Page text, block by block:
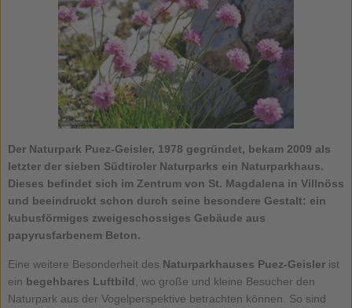
Der Naturpark Puez-Geisler, 1978 gegründet, bekam 2009 als
letzter der sieben Südtiroler Naturparks ein Naturparkhaus.
Dieses befindet sich im Zentrum von St. Magdalena in Villnöss
und beeindruckt schon durch seine besondere Gestalt: ein
kubusförmiges zweigeschossiges Gebäude aus
papyrusfarbenem Beton.
Eine weitere Besonderheit des Naturparkhauses Puez-Geislerist
ein begehbares Luftbild , wo große und kleine Besucher den
Naturpark aus der Vogelperspektive betrachten können. So sind